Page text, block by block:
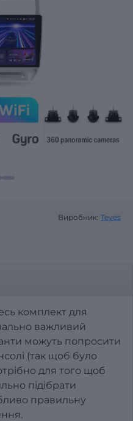
Виробник: Teyes
комплект для
важливий
можуть попросити
(так щоб було
для того щоб
підібрати
правильну